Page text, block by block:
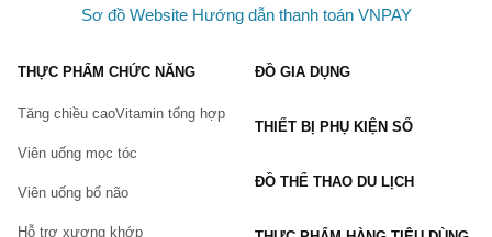
Chiaki.vn hiện nay đang cung cấp rất nhiều sản phẩm hỗ trợ
từ nhiều thương hiệu nổi tiếng, được nhiều người tiêu dùng trên
mục Glucosamine và dầu xoa bóp, hỗ trợ người tiêu dùng tìm
kiếm sản phẩm phù hợp với nhu cầu sử dụng của mình hơn.
Trong đó:
Glucosamine :
nhiên từ nhiều thương hiệu nổi tiếng Mỹ, Úc, Nhật, mang đến
Sơ đồ Website Hướng dẫn thanh toán VNPAY
THỰC PHẨM CHỨC NĂNG
Tăng chiều caoVitamin tổng hợp
Viên uống mọc tóc
Viên uống bổ não
Hỗ trợ xương khớp
ĐỒ GIA DỤNG
THIẾT BỊ PHỤ KIỆN SỐ
ĐỒ THỂ THAO DU LỊCH